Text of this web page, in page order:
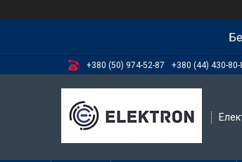
+380 (50) 974-52-87 +380 (44) 430-80-